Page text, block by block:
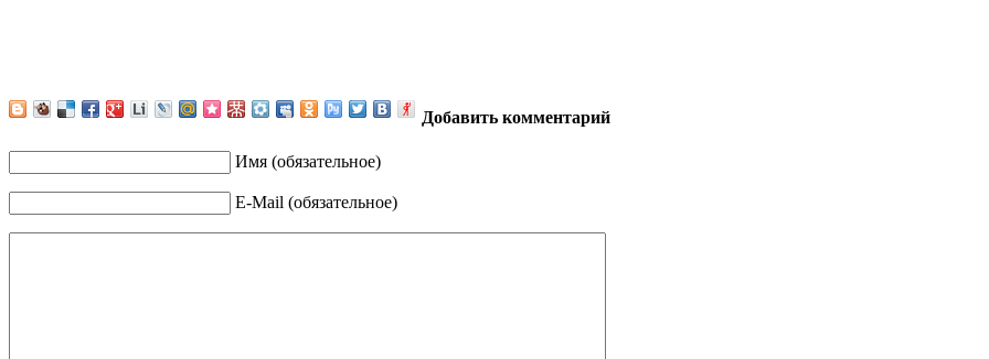
Добавить комментарий
Имя (обязательное)
E-Mail (обязательное)